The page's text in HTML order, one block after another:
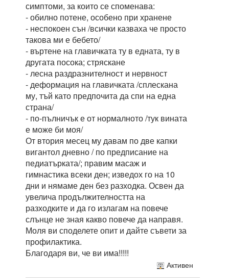
симптоми, за които се споменава:
- обилно потене, особено при хранене
- неспокоен сън /всички казваха че просто
такова ми е бебето/
- въртене на главичката ту в едната, ту в
другата посока; стряскане
- лесна раздразнителност и нервност
- деформация на главичката /сплескана
му, тъй като предпочита да спи на една
страна/
- по-пълничък е от нормалното /тук вината
е може би моя/
От втория месец му давам по две капки
вигантол дневно / по предписание на
педиатърката/; правим масаж и
гимнастика всеки ден; изведох го на 10
дни и нямаме ден без разходка. Освен да
увелича продължителността на
разходките и да го излагам на повече
слънце не зная какво повече да направя.
Моля ви споделете опит и дайте съвети за
профилактика.
Благодаря ви, че ви има!!!!!
Активен